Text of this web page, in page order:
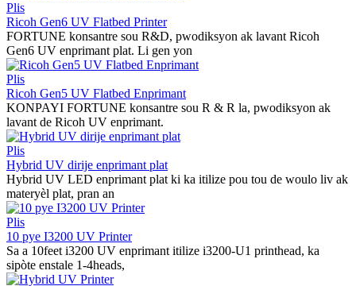
Plis
Ricoh Gen6 UV Flatbed Printer
FORTUNE konsantre sou R&D, pwodiksyon ak lavant Ricoh
Gen6 UV enprimant plat. Li gen yon
Plis
Ricoh Gen5 UV Flatbed Enprimant
KONPAYI FORTUNE konsantre sou R & R la, pwodiksyon ak
lavant de Ricoh UV enprimant.
Plis
Hybrid UV dirije enprimant plat
Hybrid UV LED enprimant plat ki ka itilize pou tou de woulo liv ak
materyèl plat, pran an
Plis
10 pye I3200 UV Printer
Sa a 10feet i3200 UV enprimant itilize i3200-U1 printhead, ka
sipòte enstale 1-4heads,